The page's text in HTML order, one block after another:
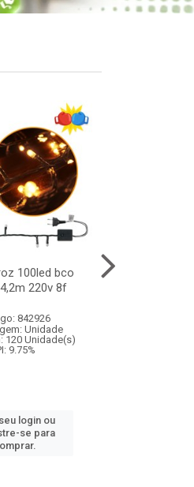
100led bco
220v 8f
842926
Unidade
120 Unidade(s)
9.75%
login ou
se para